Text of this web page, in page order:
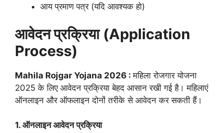
आय प्रमाण पत्र (यदि आवश्यक हो)
आवेदन प्रक्रिया (Application
Process)
Mahila Rojgar Yojana 2026 :महिला रोजगार योजना
2025 के लिए आवेदन प्रक्रिया बेहद आसान रखी गई है। महिलाएं
ऑनलाइन और ऑफलाइन दोनों तरीके से आवेदन कर सकती हैं।
1. ऑनलाइन आवेदन प्रक्रिया